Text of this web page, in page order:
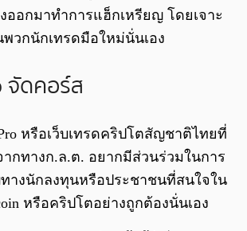
อกมาทำการแฮ็กเหรียญ โดยเจาะ
พวกนักเทรดมือใหม่นั่นเอง
จัดคอร์ส
หรือเว็บเทรดคริปโตสัญชาติไทยที่
ากทางก.ล.ต. อยากมีส่วนร่วมในการ
างนักลงทุนหรือประชาชนที่สนใจใน
หรือคริปโตอย่างถูกต้องนั่นเอง